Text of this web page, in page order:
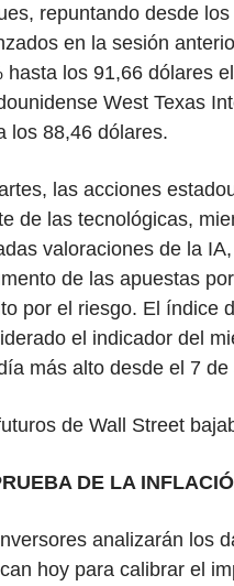
repuntando desde
en la sesión
hasta los 91,66 dólares
West Texas
los 88,46 dólares.
las acciones
de las tecnológicas,
valoraciones de la
de las apuestas
por el riesgo. El índice
el indicador del
más alto desde el 7 de
de Wall Street
DE LA
analizarán los
hoy para calibrar el